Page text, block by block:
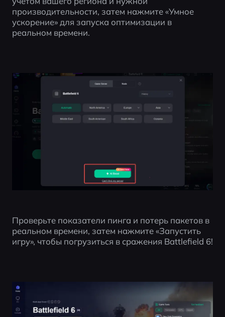
производительности, затем нажмите «Умное
ускорение» для запуска оптимизации в
реальном времени.
Проверьте показатели пинга и потерь пакетов в
реальном времени, затем нажмите «Запустить
игру», чтобы погрузиться в сражения Battlefield 6!